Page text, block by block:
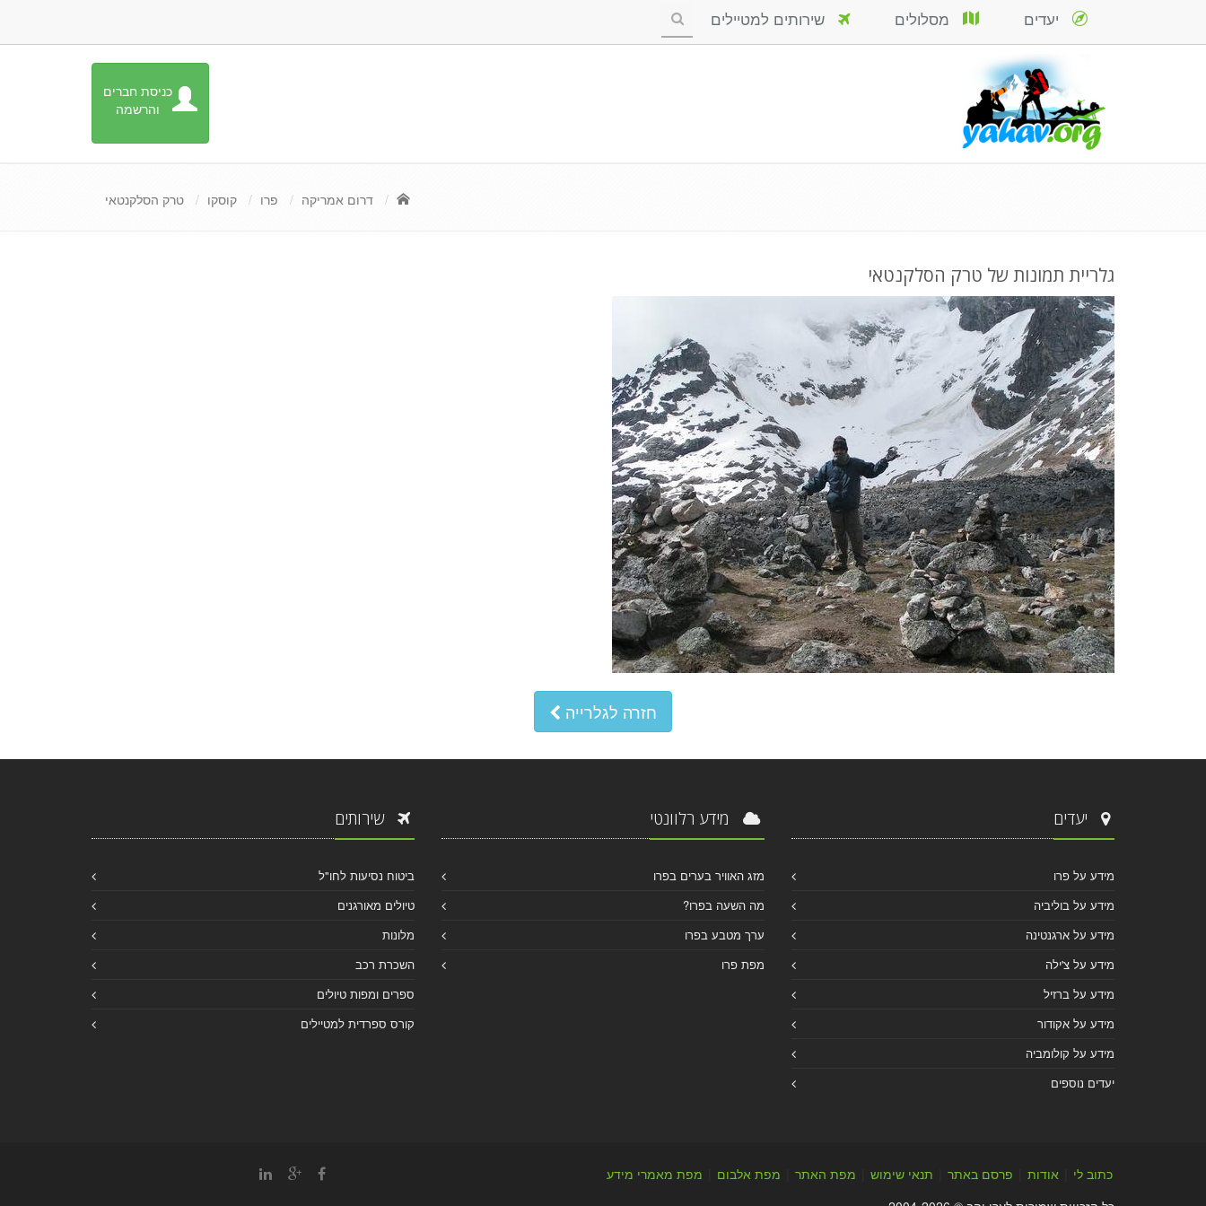
כניסת חברים
והרשמה
יעדים מסלולים שירותים למטיילים
דרום אמריקה פרו קוסקו טרק הסלקנטאי
גלריית תמונות של טרק הסלקנטאי
חזרה לגלרייה
יעדים
מידע על פרו
מידע על בוליביה
מידע על ארגנטינה
מידע על צ'ילה
מידע על ברזיל
מידע על אקודור
מידע על קולומביה
יעדים נוספים
מידע רלוונטי
מזג האוויר בערים בפרו
מה השעה בפרו?
ערך מטבע בפרו
מפת פרו
שירותים
ביטוח נסיעות לחו"ל
טיולים מאורגנים
מלונות
השכרת רכב
ספרים ומפות טיולים
קורס ספרדית למטיילים
כתוב לי אודות פרסם באתר תנאי שימוש מפת האתר מפת אלבום
מפת מאמרי מידע